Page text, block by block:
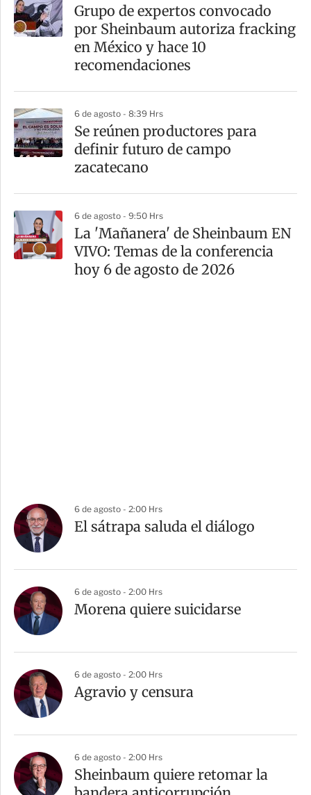
Grupo de expertos convocado
por Sheinbaum autoriza fracking
en México y hace 10
recomendaciones
6 de agosto - 8:39 Hrs
Se reúnen productores para
definir futuro de campo
zacatecano
6 de agosto - 9:50 Hrs
La 'Mañanera' de Sheinbaum EN
VIVO: Temas de la conferencia
hoy 6 de agosto de 2026
6 de agosto - 2:00 Hrs
El sátrapa saluda el diálogo
6 de agosto - 2:00 Hrs
Morena quiere suicidarse
6 de agosto - 2:00 Hrs
Agravio y censura
6 de agosto - 2:00 Hrs
Sheinbaum quiere retomar la